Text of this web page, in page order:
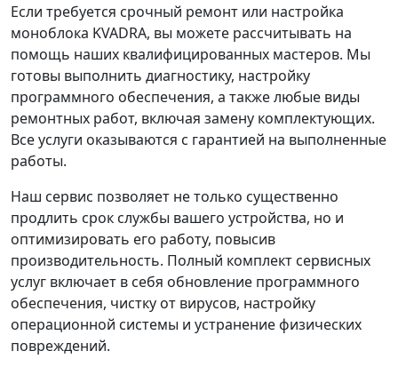
Если требуется срочный ремонт или настройка
моноблока KVADRA, вы можете рассчитывать на
помощь наших квалифицированных мастеров. Мы
готовы выполнить диагностику, настройку
программного обеспечения, а также любые виды
ремонтных работ, включая замену комплектующих.
Все услуги оказываются с гарантией на выполненные
работы.
Наш сервис позволяет не только существенно
продлить срок службы вашего устройства, но и
оптимизировать его работу, повысив
производительность. Полный комплект сервисных
услуг включает в себя обновление программного
обеспечения, чистку от вирусов, настройку
операционной системы и устранение физических
повреждений.